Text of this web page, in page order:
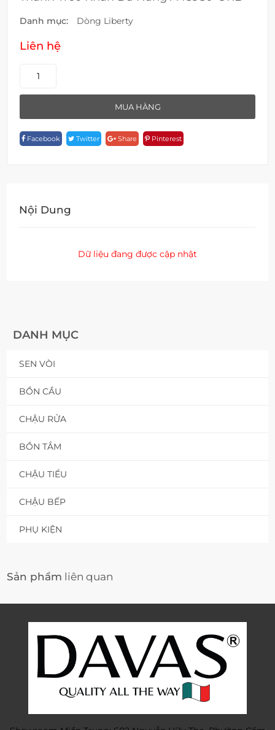
DANH MỤC
SEN VÒI
BỒN CẦU
CHẬU RỬA
BỒN TẮM
CHẬU TIỂU
CHẬU BẾP
PHỤ KIỆN
Danh mục: Dòng Liberty
Liên hệ
Thanh
Năng
A
MUA HÀNG
Facebook Twitter Share Pinterest
Nội Dung
Dữ liệu đang được cập nhật
Sản phẩm liên quan